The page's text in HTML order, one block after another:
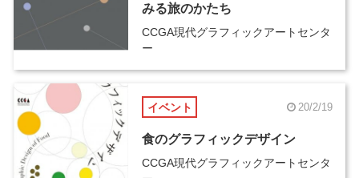
みる旅のかたち
CCGA現代グラフィックアートセンタ
ー
イベント 20/2/19
食のグラフィックデザイン
CCGA現代グラフィックアートセンタ